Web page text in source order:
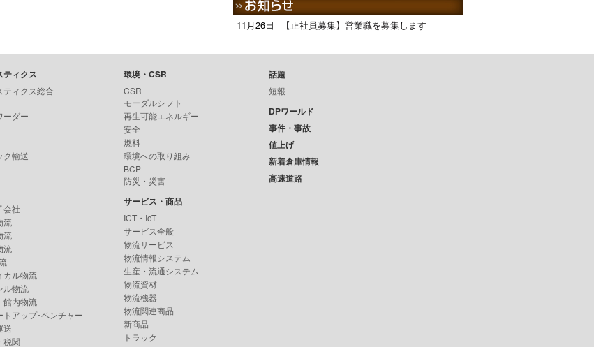
11月26日 【正社員募集】営業職を募集します
ティクス
ティクス総合
ーダー
ク輸送
会社
流
流
流
カル物流
ル物流
館内物流
トアップ･ベンチャー
送
税関
環境・CSR
CSR
モーダルシフト
再生可能エネルギー
安全
燃料
環境への取り組み
BCP
防災・災害
サービス・商品
ICT・IoT
サービス全般
物流サービス
物流情報システム
生産・流通システム
物流資材
物流機器
物流関連商品
新商品
トラック
話題
短報
DPワールド
事件・事故
値上げ
新着倉庫情報
高速道路